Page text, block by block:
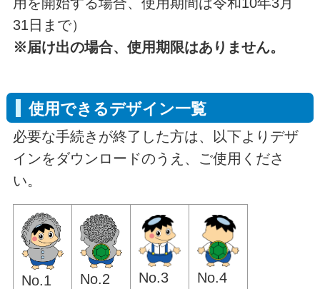
31日まで）
※届け出の場合、使用期限はありません。
使用できるデザイン一覧
必要な手続きが終了した方は、以下よりデザ
インをダウンロードのうえ、ご使用くださ
い。
No.1 No.2 No.3 No.4